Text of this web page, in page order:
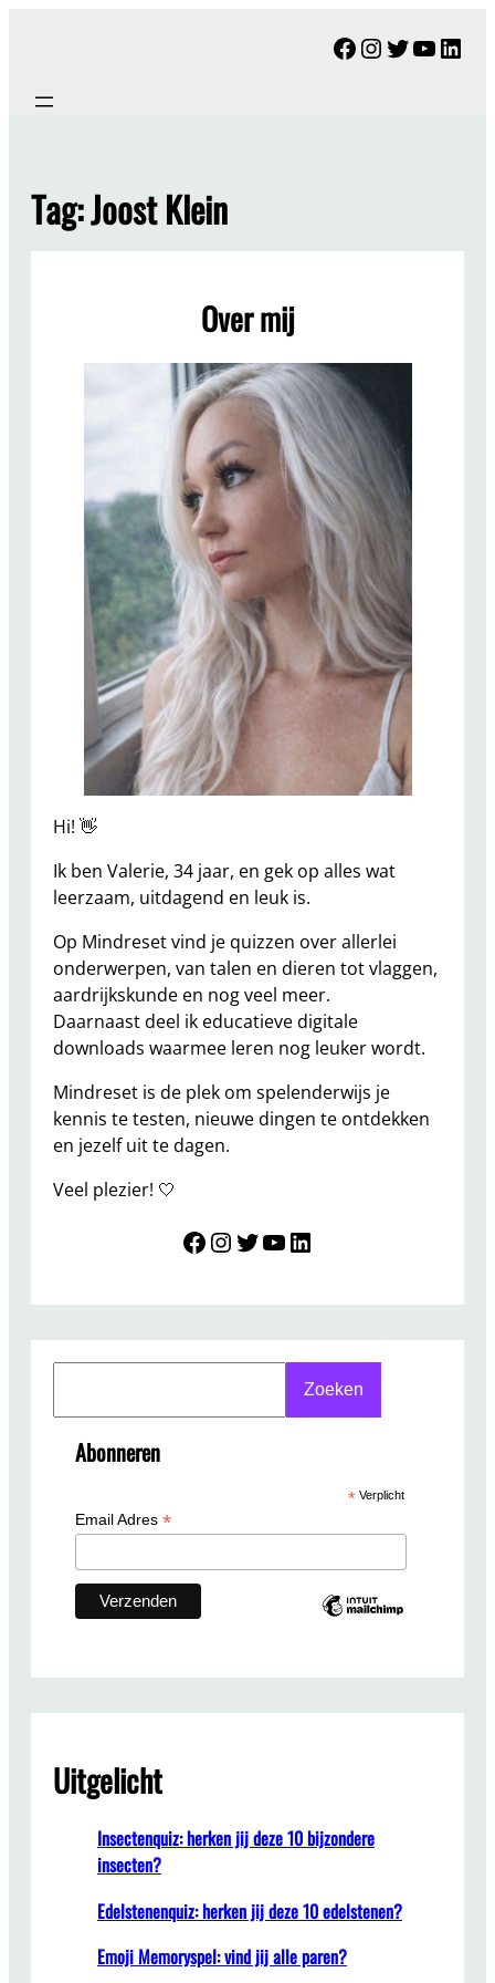
inhoud
Facebook
Instagram
Twitter
Tag:Joost Klein
Over mij
Hi! 👋
Ik ben Valerie, 34 jaar, en gek op alles wat
leerzaam, uitdagend en leuk is.
Op Mindreset vind je quizzen over allerlei
onderwerpen, van talen en dieren tot vlaggen,
aardrijkskunde en nog veel meer.
Daarnaast deel ik educatieve digitale
downloads waarmee leren nog leuker wordt.
Mindreset is de plek om spelenderwijs je
kennis te testen, nieuwe dingen te ontdekken
en jezelf uit te dagen.
Veel plezier! 🤍
Mindreset InstagramTwitter YouTube LinkedIn
Zoeken
Abonneren
*Verplicht
Email Adres *
Uitgelicht
Insectenquiz: herken jij deze 10 bijzondere
insecten?
Edelstenenquiz: herken jij deze 10 edelstenen?
Emoji Memoryspel: vind jij alle paren?